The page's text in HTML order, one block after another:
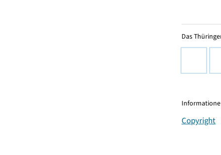
Das
Copyright